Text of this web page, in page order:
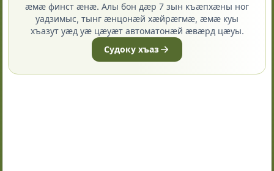
ӕмӕ финст ӕнӕ. Алы бон дӕр 7 зын къӕпхӕны ног
уадзимыс, тынг ӕнцонӕй хӕйрӕгмӕ, ӕмӕ куы
хъазут уӕд уӕ цӕуӕт автоматонӕй ӕвӕрд цӕуы.
Судоку хъаз